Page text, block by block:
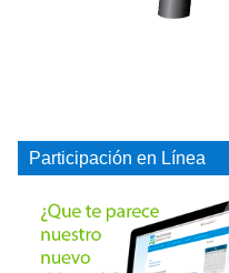
Participación en Línea